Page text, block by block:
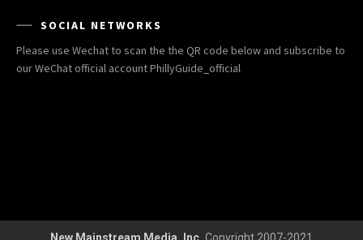
SOCIAL NETWORKS
Please use Wechat to scan the the QR code below and subscribe to
our WeChat official account PhillyGuide_official